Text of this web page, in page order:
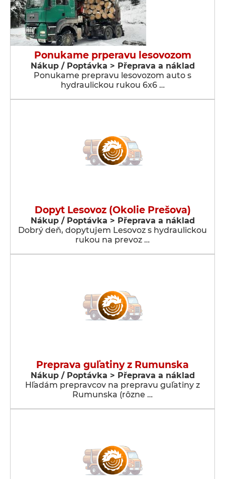
Ponukame prperavu lesovozom
Nákup / Poptávka > Přeprava a náklad
Ponukame prepravu lesovozom auto s
hydraulickou rukou 6x6 …
Dopyt Lesovoz (Okolie Prešova)
Nákup / Poptávka > Přeprava a náklad
Dobrý deň, dopytujem Lesovoz s hydraulickou
rukou na prevoz …
Preprava guľatiny z Rumunska
Nákup / Poptávka > Přeprava a náklad
Hľadám prepravcov na prepravu guľatiny z
Rumunska (rôzne …